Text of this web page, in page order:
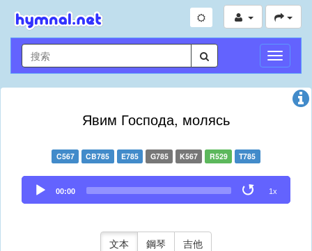
切
換
導
Явим Господа, молясь
C567 CB785 E785 G785 K567 R529 T785
Audio
Player
00:00 1x
文本 鋼琴 吉他